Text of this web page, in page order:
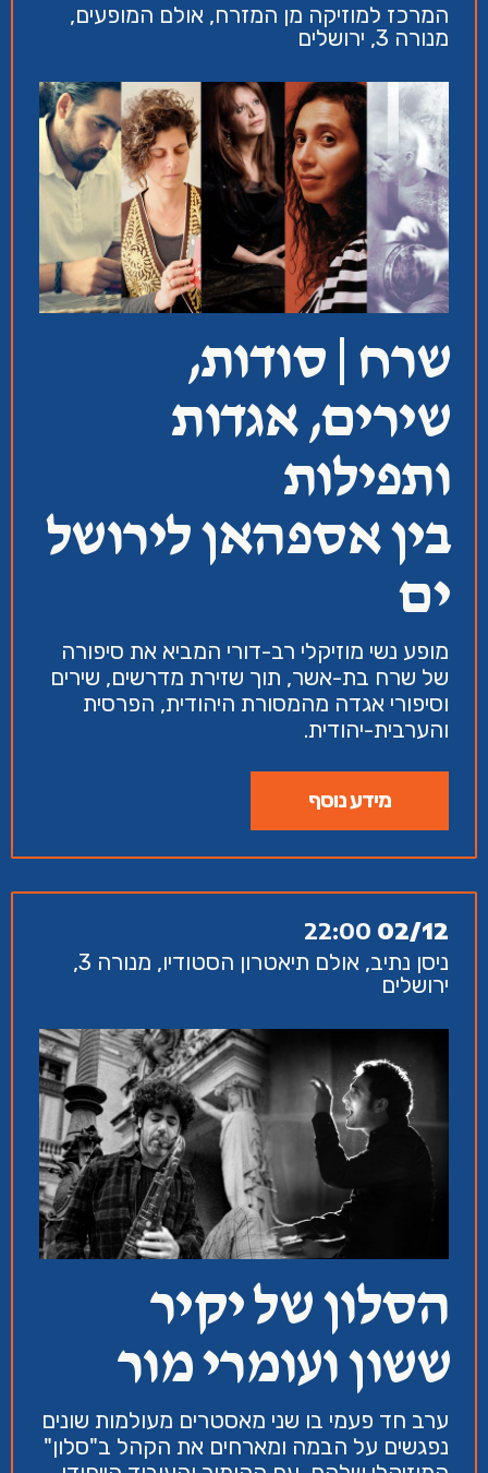
המרכז למוזיקה מן המזרח, אולם המופעים,
מנורה 3, ירושלים
שרח | סודות,
שירים, אגדות
ותפילות
בין אספהאן לירושל
ים
מופע נשי מוזיקלי רב-דורי המביא את סיפורה
של שרח בת-אשר, תוך שזירת מדרשים, שירים
וסיפורי אגדה מהמסורת היהודית, הפרסית
והערבית-יהודית.
מידע נוסף
02/12
22:00
ניסן נתיב, אולם תיאטרון הסטודיו, מנורה 3,
ירושלים
הסלון של יקיר
ששון ועומרי מור
ערב חד פעמי בו שני מאסטרים מעולמות שונים
נפגשים על הבמה ומארחים את הקהל ב"סלון"